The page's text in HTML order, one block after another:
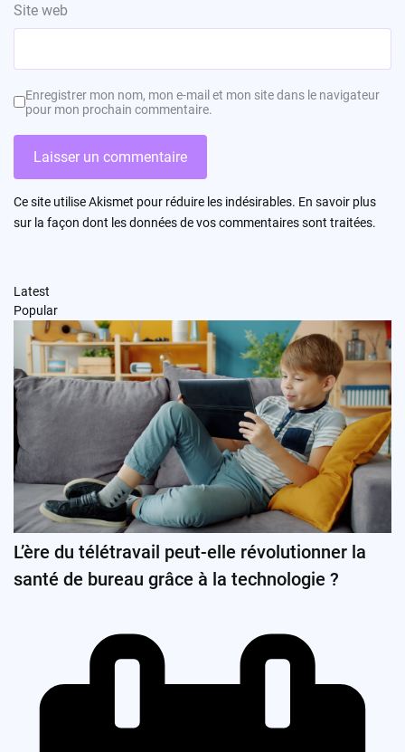
Site web
Enregistrer mon nom, mon e-mail et mon site dans le navigateur
pour mon prochain commentaire.
Ce site utilise Akismet pour réduire les indésirables. En savoir plus
sur la façon dont les données de vos commentaires sont traitées.
Latest
Popular
L’ère du télétravail peut-elle révolutionner la
santé de bureau grâce à la technologie ?